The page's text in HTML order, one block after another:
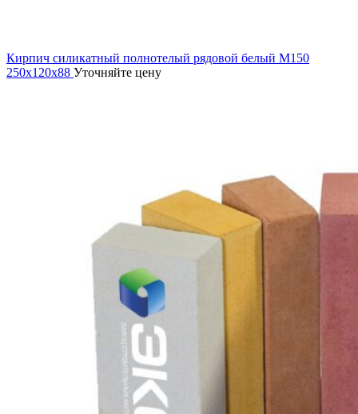
Кирпич силикатный полнотелый рядовой белый M150
250х120х88 Уточняйте цену